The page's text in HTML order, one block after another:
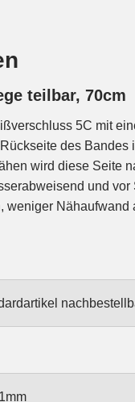
teilbar, 70cm
5C mit
des Bandes
wird diese Seite
und vor
Nähaufwand
Jacken und
Länge gekürzt
wie sie z.B.